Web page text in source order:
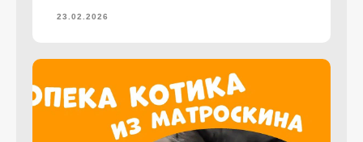
23.02.2026